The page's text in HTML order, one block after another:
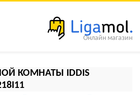
КОМНАТЫ IDDIS
Онлайн магазин